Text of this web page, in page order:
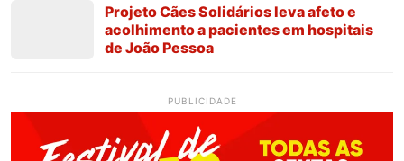
Projeto Cães Solidários leva afeto e
acolhimento a pacientes em hospitais
de João Pessoa
PUBLICIDADE